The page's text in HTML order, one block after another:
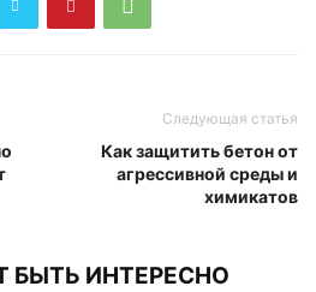
Следующая статья
Как защитить бетон от
агрессивной среды и
химикатов
БЫТЬ ИНТЕРЕСНО